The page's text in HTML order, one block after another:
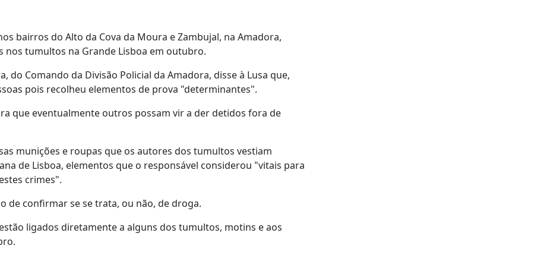
bairros do Alto da Cova da Moura e Zambujal, na Amadora,
tumultos na Grande Lisboa em outubro.
Comando da Divisão Policial da Amadora, disse à Lusa que,
pois recolheu elementos de prova "determinantes".
que eventualmente outros possam vir a der detidos fora de
munições e roupas que os autores dos tumultos vestiam
de Lisboa, elementos que o responsável considerou "vitais para
crimes".
de confirmar se se trata, ou não, de droga.
ligados diretamente a alguns dos tumultos, motins e aos